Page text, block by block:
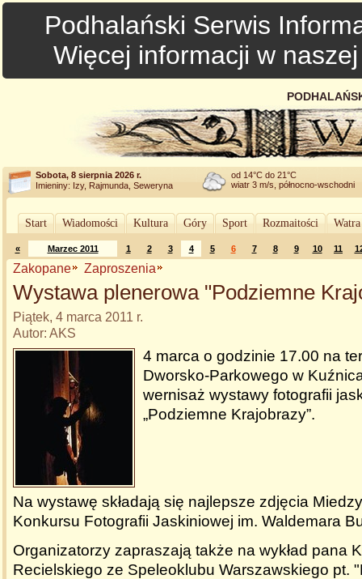
Podhalański Serwis
Więcej informacji w
Sobota, 8 sierpnia 2026 r.
Imieniny: Izy, Rajmunda, Seweryna
od 14°C do 21°C
wiatr 3 m/s, północno-wschodni
Start Wiadomości Kultura Góry Sport Rozmaitości
« Marzec 2011 1 2 3 4 5 6 7 8 9 10 11
Zakopane Zaproszenia
Wystawa plenerowa "Podziemne
Piątek, 4 marca 2011 r.
Autor: AKS
4 marca o godzinie 17.00 na
Dworsko-Parkowego w
wernisaż wystawy fotografii
„Podziemne Krajobrazy”.
Na wystawę składają się najlepsze zdjęcia
Konkursu Fotografii Jaskiniowej im. Waldemara
Organizatorzy zapraszają także na wykład pana
Recielskiego ze Speleoklubu Warszawskiego pt.